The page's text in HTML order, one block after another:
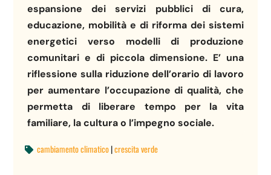
espansione dei servizi pubblici di cura,
educazione, mobilità e di riforma dei sistemi
energetici verso modelli di produzione
comunitari e di piccola dimensione. E’ una
riflessione sulla riduzione dell’orario di lavoro
per aumentare l’occupazione di qualità, che
permetta di liberare tempo per la vita
familiare, la cultura o l’impegno sociale.
 cambiamento climatico|crescita verde